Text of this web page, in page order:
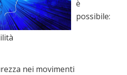
è
possibile:
nei movimenti